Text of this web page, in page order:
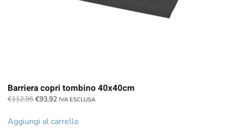
Barriera copri tombino 40x40cm
€112.95 Il
originale
€93.92Il
attuale
IVA ESCLUSA
Aggiungi al carrello